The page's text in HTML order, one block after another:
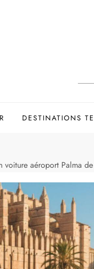
DESTINATIONS
voiture aéroport Palma